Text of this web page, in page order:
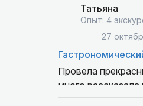
смотрели,
Татьяна
Опыт: 4
27
Провела
много
деталями,